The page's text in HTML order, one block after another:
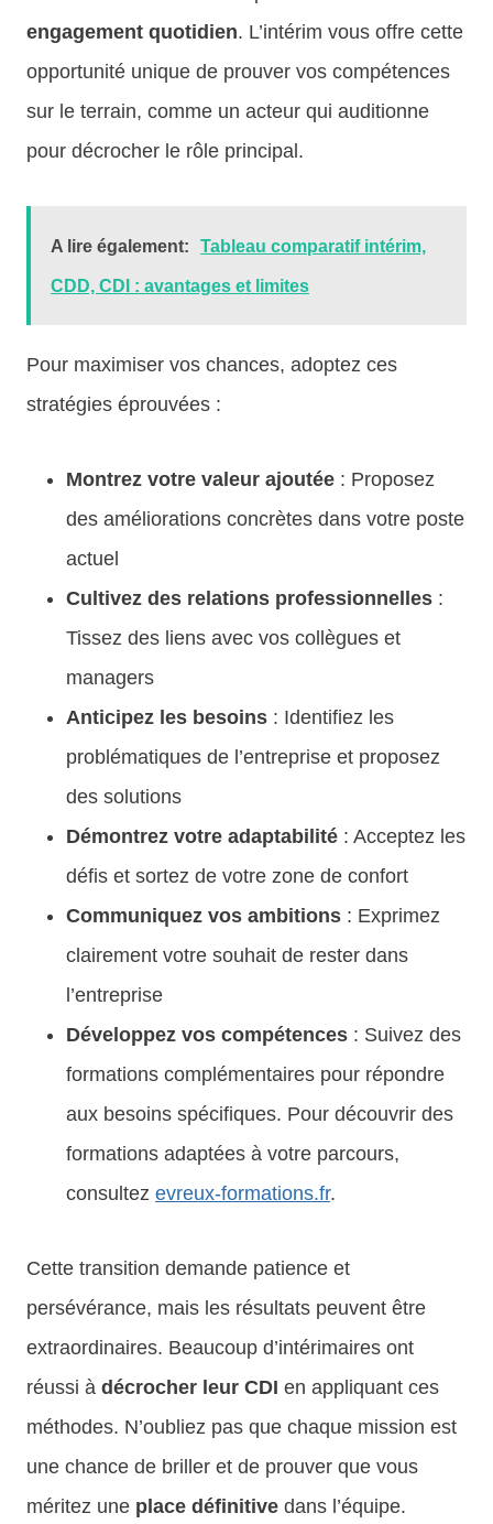
engagement quotidien. L’intérim vous offre cette
opportunité unique de prouver vos compétences
sur le terrain, comme un acteur qui auditionne
pour décrocher le rôle principal.
A lire également: Tableau comparatif intérim,
CDD, CDI : avantages et limites
Pour maximiser vos chances, adoptez ces
stratégies éprouvées :
Montrez votre valeur ajoutée : Proposez
des améliorations concrètes dans votre poste
actuel
Cultivez des relations professionnelles :
Tissez des liens avec vos collègues et
managers
Anticipez les besoins : Identifiez les
problématiques de l’entreprise et proposez
des solutions
Démontrez votre adaptabilité : Acceptez les
défis et sortez de votre zone de confort
Communiquez vos ambitions : Exprimez
clairement votre souhait de rester dans
l’entreprise
Développez vos compétences : Suivez des
formations complémentaires pour répondre
aux besoins spécifiques. Pour découvrir des
formations adaptées à votre parcours,
consultez evreux-formations.fr.
Cette transition demande patience et
persévérance, mais les résultats peuvent être
extraordinaires. Beaucoup d’intérimaires ont
réussi à décrocher leur CDI en appliquant ces
méthodes. N’oubliez pas que chaque mission est
une chance de briller et de prouver que vous
méritez une place définitive dans l’équipe.